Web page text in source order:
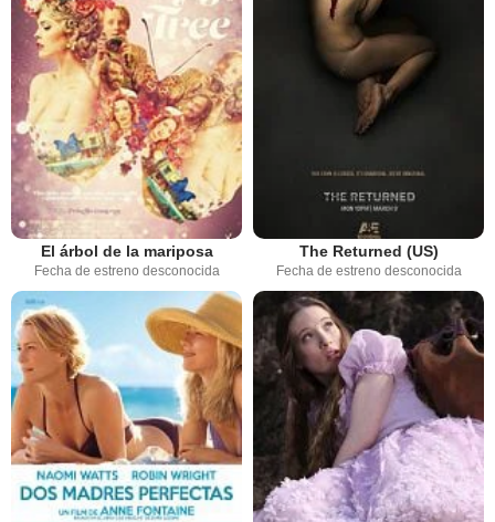
El árbol de la mariposa
Fecha de estreno desconocida
The Returned (US)
Fecha de estreno desconocida